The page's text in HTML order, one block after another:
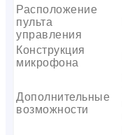
Расположение
пульта
управления
Конструкция
микрофона
Дополнительные
возможности